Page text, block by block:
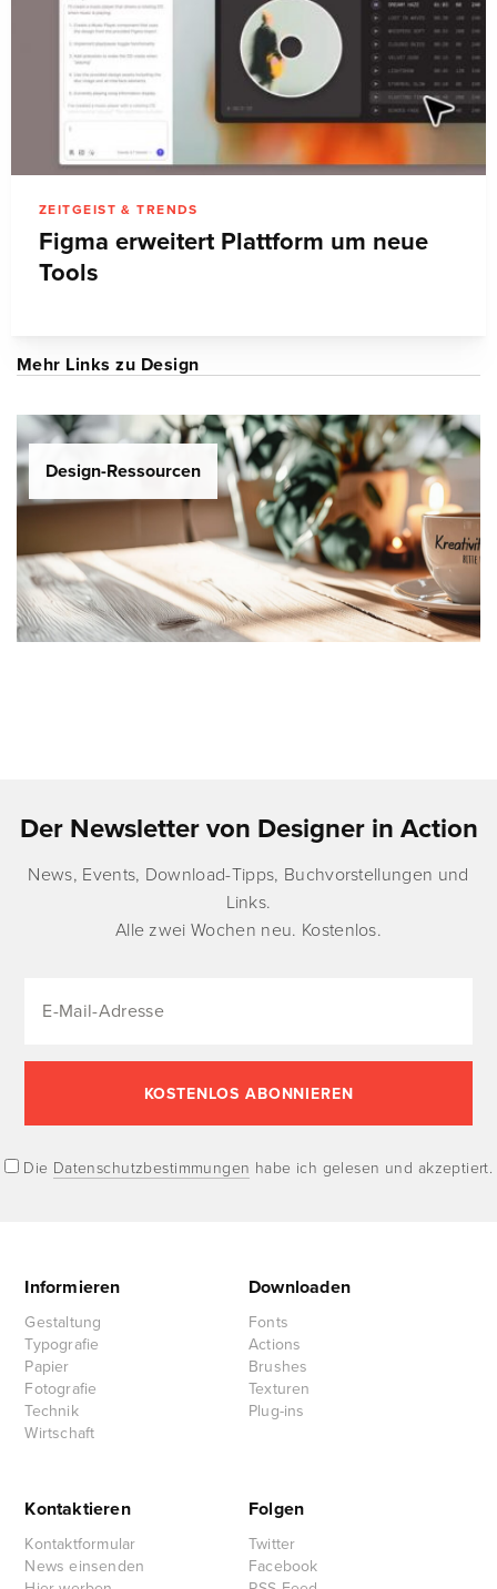
ZEITGEIST & TRENDS
Figma erweitert Plattform um neue
Tools
Mehr Links zu Design
Design-Ressourcen
Der Newsletter von Designer in Action
News, Events, Download-Tipps, Buchvorstellungen und
Links.
Alle zwei Wochen neu. Kostenlos.
Die Datenschutzbestimmungen habe ich gelesen und akzeptiert.
Informieren
Gestaltung
Typografie
Papier
Fotografie
Technik
Wirtschaft
Downloaden
Fonts
Actions
Brushes
Texturen
Plug-ins
Kontaktieren
Kontaktformular
News einsenden
Folgen
Twitter
Facebook